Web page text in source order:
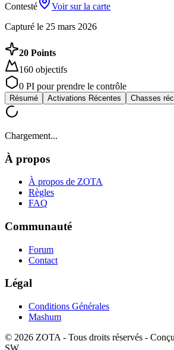
Contesté
Voir sur la carte
Capturé le 25 mars 2026
20 Points
160 objectifs
0 PI pour prendre le contrôle
Résumé Activations Récentes Chasses
Chargement...
À propos
À propos de ZOTA
Règles
FAQ
Communauté
Forum
Contact
Légal
Conditions Générales
Mashum
© 2026 ZOTA - Tous droits réservés -